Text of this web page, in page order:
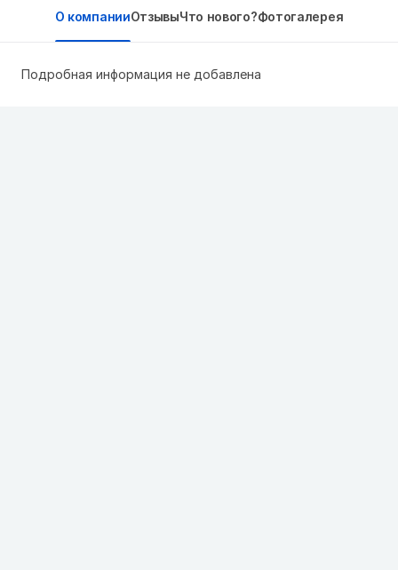
О компанииОтзывыЧто нового?Фотогалерея
Подробная информация не добавлена